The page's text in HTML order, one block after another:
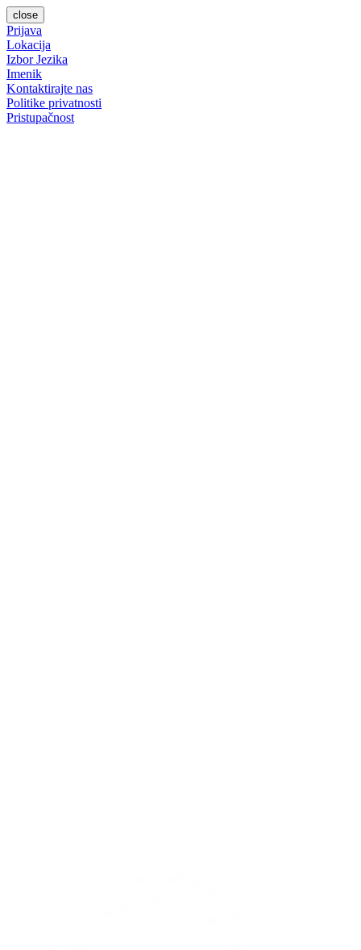
close
Prijava
Lokacija
Izbor Jezika
Imenik
Kontaktirajte nas
Politike privatnosti
Pristupačnost